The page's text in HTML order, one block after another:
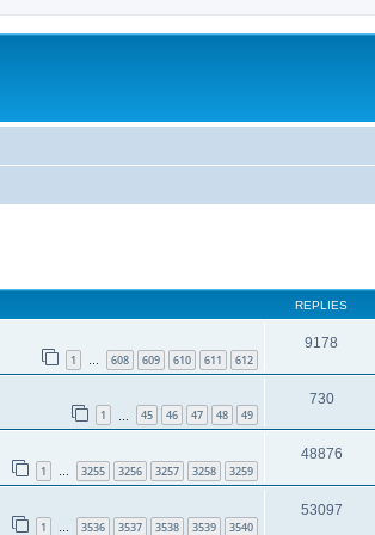
REPLIES
1 … 608 609 610 611 612
9178
1 45 46 47 48 49
730
1 … 3255 3256 3257 3258 3259
48876
1 … 3536 3537 3538 3539 3540
53097